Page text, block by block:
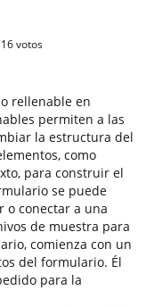
16votos
rellenable en
permiten a las
la estructura del
como
para construir el
se puede
o conectar a una
de muestra para
comienza con un
del formulario. Él
para la